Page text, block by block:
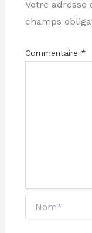
Votre adresse
champs
Commentaire *